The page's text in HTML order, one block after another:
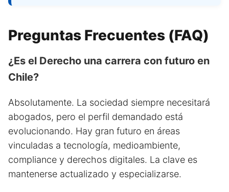
Preguntas Frecuentes (FAQ)
¿Es el Derecho una carrera con futuro en
Chile?
Absolutamente. La sociedad siempre necesitará
abogados, pero el perfil demandado está
evolucionando. Hay gran futuro en áreas
vinculadas a tecnología, medioambiente,
compliance y derechos digitales. La clave es
mantenerse actualizado y especializarse.